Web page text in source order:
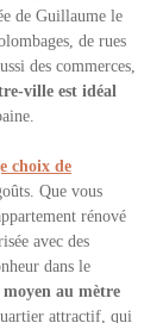
de Guillaume le
de rues
des commerces,
ville est idéal
choix de
Que vous
rénové
avec des
dans le
au mètre
attractif, qui